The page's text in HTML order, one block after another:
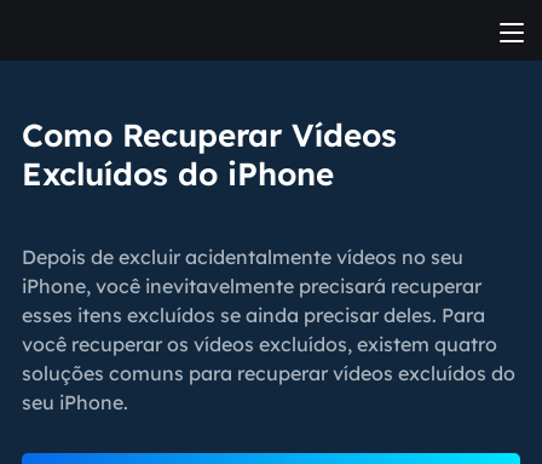
Como Recuperar Vídeos
Excluídos do iPhone
Depois de excluir acidentalmente vídeos no seu
iPhone, você inevitavelmente precisará recuperar
esses itens excluídos se ainda precisar deles. Para
você recuperar os vídeos excluídos, existem quatro
soluções comuns para recuperar vídeos excluídos do
seu iPhone.